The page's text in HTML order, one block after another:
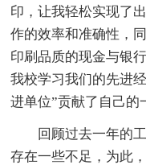
印，让我轻松实现了
作的效率和准确性，
印刷品质的现金与银
我校学习我们的先进
进单位”贡献了自己的
回顾过去一年的工
存在一些不足，为此